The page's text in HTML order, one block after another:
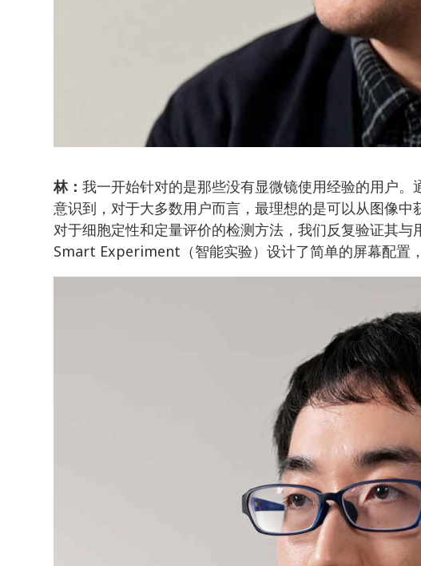
林：我一开始针对的是那些没有显微镜使用经验的用户
意识到，对于大多数用户而言，最理想的是可以从图像中
对于细胞定性和定量评价的检测方法，我们反复验证其
Smart Experiment（智能实验）设计了简单的屏幕配置